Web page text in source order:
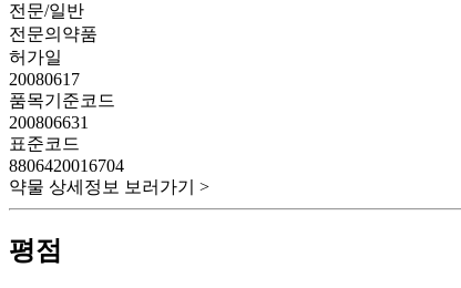
전문/일반
전문의약품
허가일
20080617
품목기준코드
200806631
표준코드
8806420016704
약물 상세정보 보러가기 >
평점